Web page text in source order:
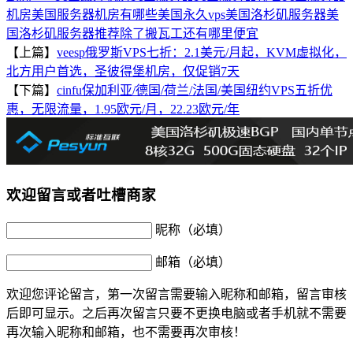
机房美国服务器机房有哪些美国永久vps美国洛杉矶服务器美
国洛杉矶服务器推荐除了搬瓦工还有哪里便宜
【上篇】 veesp俄罗斯VPS七折：2.1美元/月起，KVM虚拟化，
北方用户首选，圣彼得堡机房，仅促销7天
【下篇】 cinfu保加利亚/德国/荷兰/法国/美国纽约VPS五折优
惠，无限流量，1.95欧元/月，22.23欧元/年
欢迎留言或者吐槽商家
昵称（必填）
邮箱（必填）
欢迎您评论留言，第一次留言需要输入昵称和邮箱，留言审核
后即可显示。之后再次留言只要不更换电脑或者手机就不需要
再次输入昵称和邮箱，也不需要再次审核！